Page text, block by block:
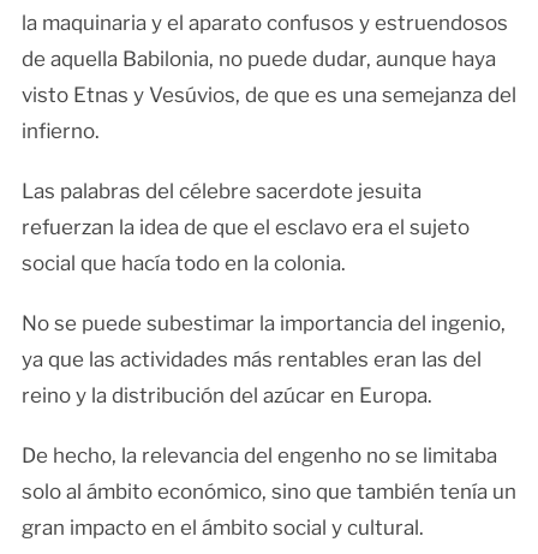
la maquinaria y el aparato confusos y estruendosos
de aquella Babilonia, no puede dudar, aunque haya
visto Etnas y Vesúvios, de que es una semejanza del
infierno.
Las palabras del célebre sacerdote jesuita
refuerzan la idea de que el esclavo era el sujeto
social que hacía todo en la colonia.
No se puede subestimar la importancia del ingenio,
ya que las actividades más rentables eran las del
reino y la distribución del azúcar en Europa.
De hecho, la relevancia del engenho no se limitaba
solo al ámbito económico, sino que también tenía un
gran impacto en el ámbito social y cultural.